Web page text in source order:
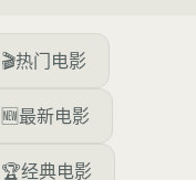
🎬热门电影
🆕最新电影
🏆经典电影